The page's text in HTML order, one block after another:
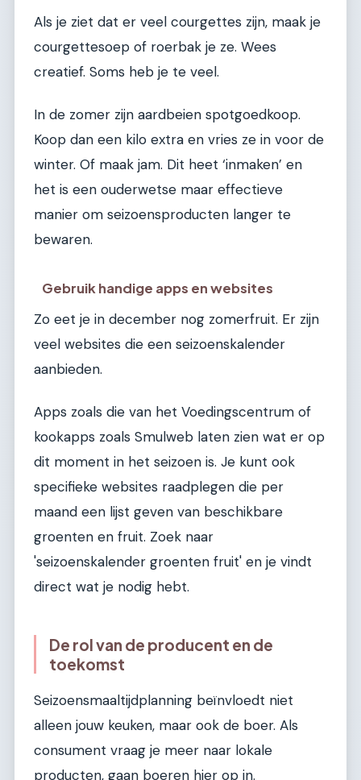
Als je ziet dat er veel courgettes zijn, maak je
courgettesoep of roerbak je ze. Wees
creatief. Soms heb je te veel.
In de zomer zijn aardbeien spotgoedkoop.
Koop dan een kilo extra en vries ze in voor de
winter. Of maak jam. Dit heet ‘inmaken’ en
het is een ouderwetse maar effectieve
manier om seizoensproducten langer te
bewaren.
Gebruik handige apps en websites
Zo eet je in december nog zomerfruit. Er zijn
veel websites die een seizoenskalender
aanbieden.
Apps zoals die van het Voedingscentrum of
kookapps zoals Smulweb laten zien wat er op
dit moment in het seizoen is. Je kunt ook
specifieke websites raadplegen die per
maand een lijst geven van beschikbare
groenten en fruit. Zoek naar
'seizoenskalender groenten fruit' en je vindt
direct wat je nodig hebt.
De rol van de producent en de
toekomst
Seizoensmaaltijdplanning beïnvloedt niet
alleen jouw keuken, maar ook de boer. Als
consument vraag je meer naar lokale
producten, gaan boeren hier op in.